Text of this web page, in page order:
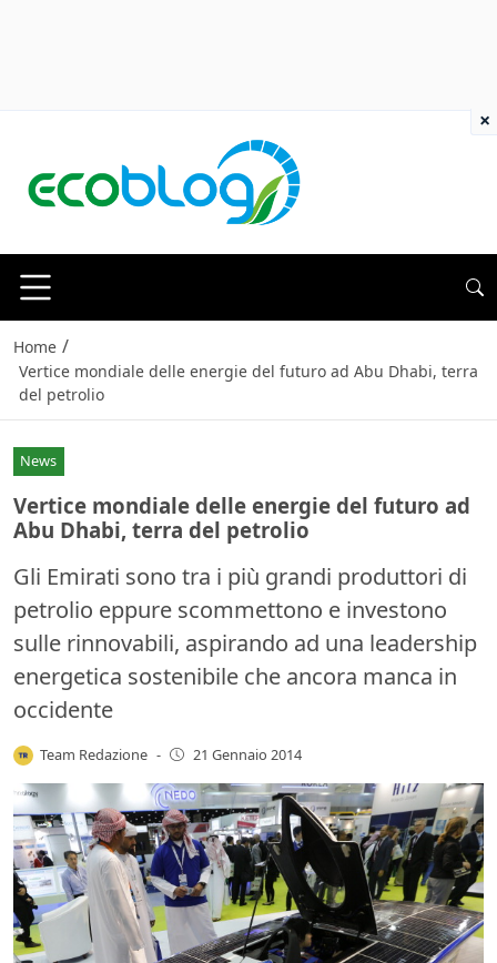
Home /
Vertice mondiale delle energie del futuro ad Abu Dhabi, terra
del petrolio
News
Vertice mondiale delle energie del futuro ad
Abu Dhabi, terra del petrolio
Gli Emirati sono tra i più grandi produttori di
petrolio eppure scommettono e investono
sulle rinnovabili, aspirando ad una leadership
energetica sostenibile che ancora manca in
occidente
Team Redazione - 21 Gennaio 2014
×